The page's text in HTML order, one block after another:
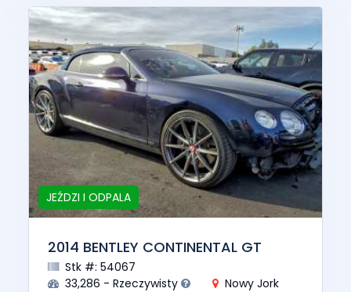
JEŹDZI I ODPALA
2014 BENTLEY CONTINENTAL GT
Stk #: 54067
33,286 - Rzeczywisty
Nowy Jork